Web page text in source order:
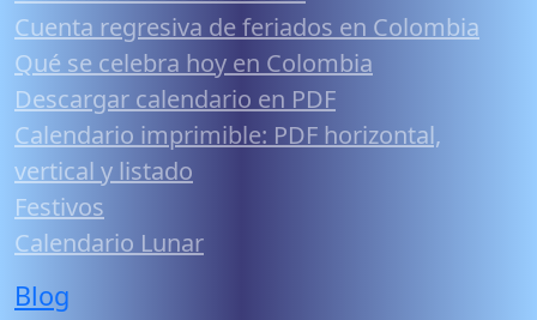
Cuenta regresiva de feriados en Colombia
Qué se celebra hoy en Colombia
Descargar calendario en PDF
Calendario imprimible: PDF horizontal,
vertical y listado
Festivos
Calendario Lunar
Blog